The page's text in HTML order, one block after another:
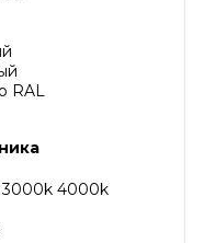
RAL
3000k 4000k